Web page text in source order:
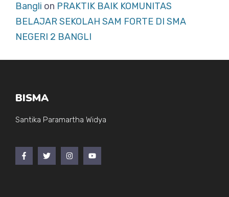
Bangli on PRAKTIK BAIK KOMUNITAS
BELAJAR SEKOLAH SAM FORTE DI SMA
NEGERI 2 BANGLI
BISMA
Santika Paramartha Widya